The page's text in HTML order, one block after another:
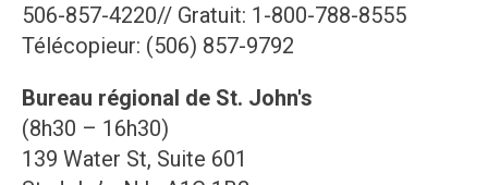
506-857-4220// Gratuit: 1-800-788-8555
Télécopieur: (506) 857-9792
Bureau régional de St. John's
(8h30 – 16h30)
139 Water St, Suite 601